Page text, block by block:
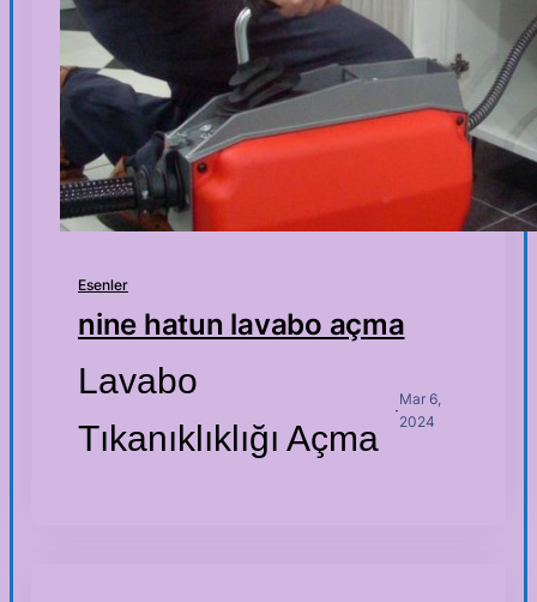
Esenler
nine hatun lavabo açma
Lavabo
Tıkanıklıklığı Açma
·
Mar 6,
2024